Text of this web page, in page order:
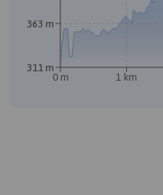
0 m 1 km
311 m
363 m